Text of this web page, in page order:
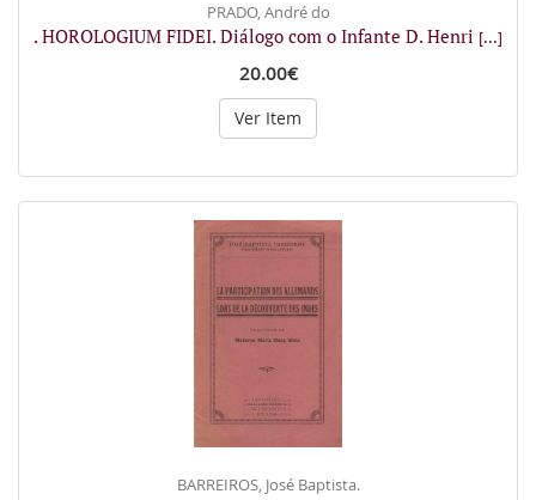
PRADO, André do
. HOROLOGIUM FIDEI. Diálogo com o Infante D. Henri [...]
20.00€
Ver Item
BARREIROS, José Baptista.